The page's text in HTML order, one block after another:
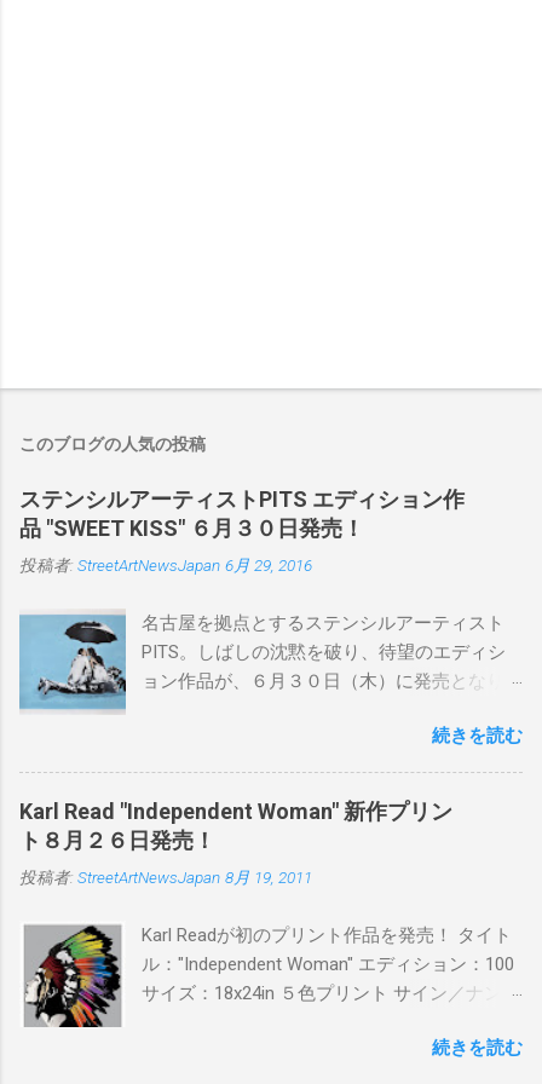
このブログの人気の投稿
ステンシルアーティストPITS エディション作
品 "SWEET KISS" ６月３０日発売！
投稿者: StreetArtNewsJapan 6月 29, 2016
名古屋を拠点とするステンシルアーティスト
PITS。しばしの沈黙を破り、待望のエディシ
ョン作品が、６月３０日（木）に発売となり
品に落とし込むスタイルは今作でも健在。(
PITSの過去記事はこちらから ) 発売日：6月30
日(木)19時 タイトル：SWEET KISS カラー：
BLUE/MINT GREEN/PINK/YELLOW エディショ
ン：各色５ サイズ：800mm × 550mm 価格：
¥16,000(¥17,280) 購入は、 こちら から
続きを読む
Karl Read "Independent Woman" 新作プリン
ト８月２６日発売！
投稿者: StreetArtNewsJapan 8月 19, 2011
Karl Readが初のプリント作品を発売！ タイト
ル："Independent Woman" エディション：100
サイズ：18x24in ５色プリント サイン／ナンバ
ドフィニッシュバージョン（エディション：
続きを読む